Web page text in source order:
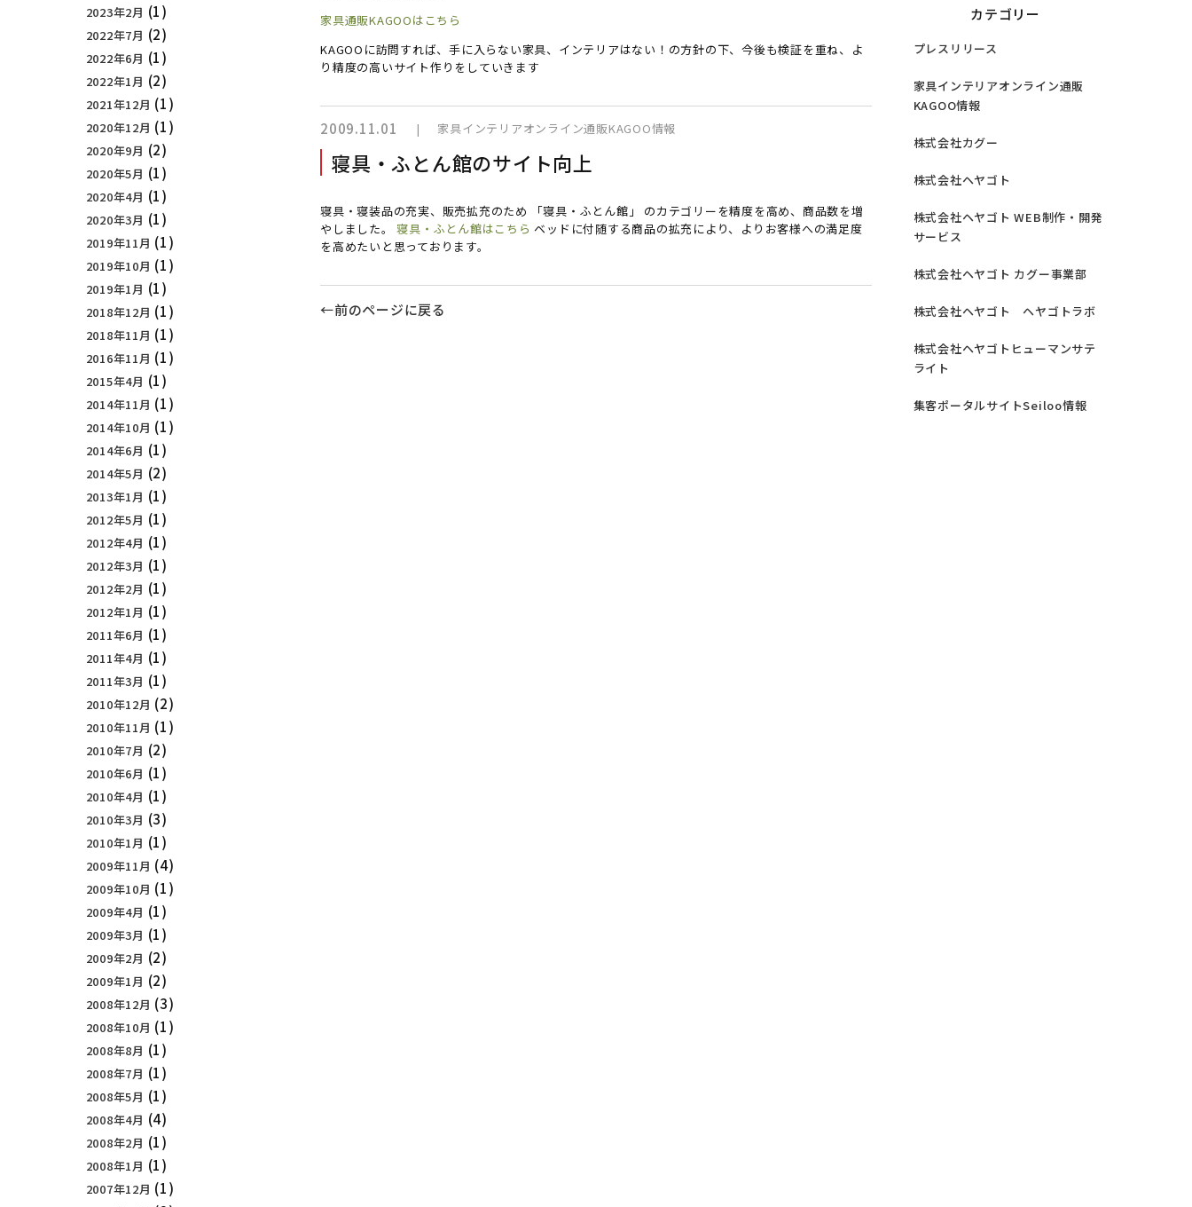
2023年2月 (1)
2022年7月 (2)
2022年6月 (1)
2022年1月 (2)
2021年12月 (1)
2020年12月 (1)
2020年9月 (2)
2020年5月 (1)
2020年4月 (1)
2020年3月 (1)
2019年11月 (1)
2019年10月 (1)
2019年1月 (1)
2018年12月 (1)
2018年11月 (1)
2016年11月 (1)
2015年4月 (1)
2014年11月 (1)
2014年10月 (1)
2014年6月 (1)
2014年5月 (2)
2013年1月 (1)
2012年5月 (1)
2012年4月 (1)
2012年3月 (1)
2012年2月 (1)
2012年1月 (1)
2011年6月 (1)
2011年4月 (1)
2011年3月 (1)
2010年12月 (2)
2010年11月 (1)
2010年7月 (2)
2010年6月 (1)
2010年4月 (1)
2010年3月 (3)
2010年1月 (1)
2009年11月 (4)
2009年10月 (1)
2009年4月 (1)
2009年3月 (1)
2009年2月 (2)
2009年1月 (2)
2008年12月 (3)
2008年10月 (1)
2008年8月 (1)
2008年7月 (1)
2008年5月 (1)
2008年4月 (4)
2008年2月 (1)
2008年1月 (1)
2007年12月 (1)
家具通販KAGOOはこちら
KAGOOに訪問すれば、手に入らない家具、インテリアはない！の方針の下、今後も検証を重ね、よ
り精度の高いサイト作りをしていきます
2009.11.01 | 家具インテリアオンライン通販KAGOO情報
寝具・ふとん館のサイト向上
寝具・寝装品の充実、販売拡充のため 「寝具・ふとん館」 のカテゴリーを精度を高め、商品数を増
やしました。寝具・ふとん館はこちら ベッドに付随する商品の拡充により、よりお客様への満足度
を高めたいと思っております。
←前のページに戻る
カテゴリー
プレスリリース
家具インテリアオンライン通販
KAGOO情報
株式会社カグー
株式会社ヘヤゴト
株式会社ヘヤゴト WEB制作・開発
サービス
株式会社ヘヤゴト カグー事業部
株式会社ヘヤゴト ヘヤゴトラボ
株式会社ヘヤゴトヒューマンサテ
ライト
集客ポータルサイトSeiloo情報